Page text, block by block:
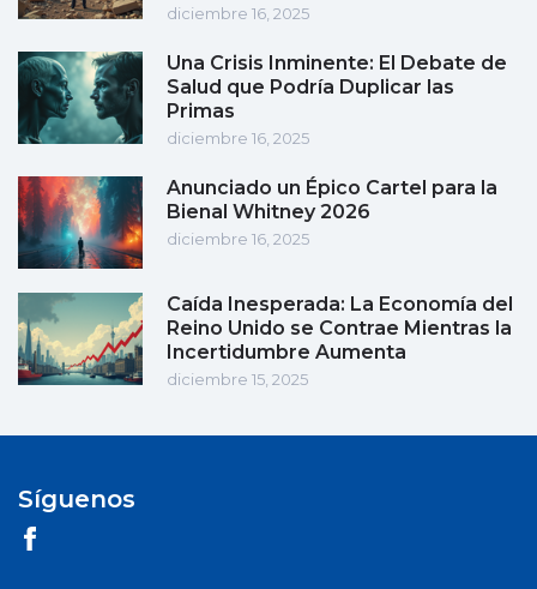
diciembre 16, 2025
Una Crisis Inminente: El Debate de
Salud que Podría Duplicar las
Primas
diciembre 16, 2025
Anunciado un Épico Cartel para la
Bienal Whitney 2026
diciembre 16, 2025
Caída Inesperada: La Economía del
Reino Unido se Contrae Mientras la
Incertidumbre Aumenta
diciembre 15, 2025
Síguenos